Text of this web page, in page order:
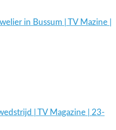
in Bussum | TV Mazine |
| TV Magazine | 23-